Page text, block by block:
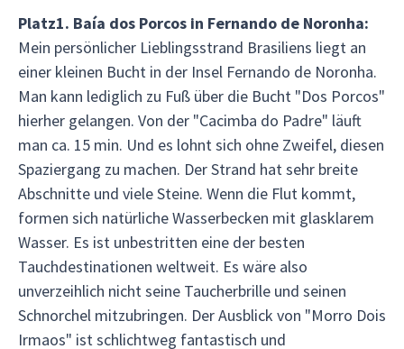
Platz1. Baía dos Porcos in Fernando de Noronha:
Mein persönlicher Lieblingsstrand Brasiliens liegt an
einer kleinen Bucht in der Insel Fernando de Noronha.
Man kann lediglich zu Fuß über die Bucht "Dos Porcos"
hierher gelangen. Von der "Cacimba do Padre" läuft
man ca. 15 min. Und es lohnt sich ohne Zweifel, diesen
Spaziergang zu machen. Der Strand hat sehr breite
Abschnitte und viele Steine. Wenn die Flut kommt,
formen sich natürliche Wasserbecken mit glasklarem
Wasser. Es ist unbestritten eine der besten
Tauchdestinationen weltweit. Es wäre also
unverzeihlich nicht seine Taucherbrille und seinen
Schnorchel mitzubringen. Der Ausblick von "Morro Dois
Irmaos" ist schlichtweg fantastisch und